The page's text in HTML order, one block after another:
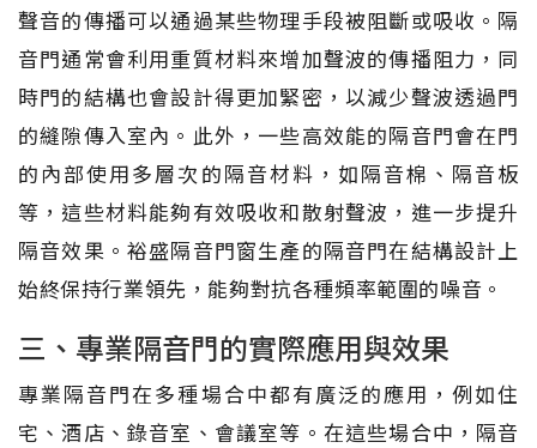
聲音的傳播可以通過某些物理手段被阻斷或吸收。隔
音門通常會利用重質材料來增加聲波的傳播阻力，同
時門的結構也會設計得更加緊密，以減少聲波透過門
的縫隙傳入室內。此外，一些高效能的隔音門會在門
的內部使用多層次的隔音材料，如隔音棉、隔音板
等，這些材料能夠有效吸收和散射聲波，進一步提升
隔音效果。裕盛隔音門窗生產的隔音門在結構設計上
始終保持行業領先，能夠對抗各種頻率範圍的噪音。
三、專業隔音門的實際應用與效果
專業隔音門在多種場合中都有廣泛的應用，例如住
宅、酒店、錄音室、會議室等。在這些場合中，隔音